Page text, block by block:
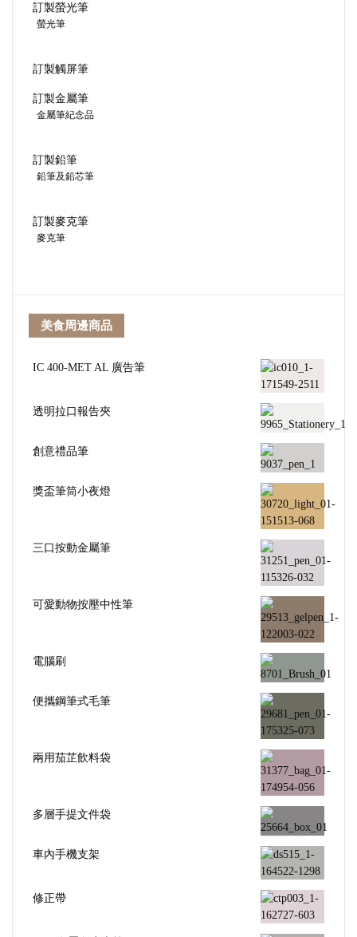
訂製螢光筆
螢光筆
訂製觸屏筆
訂製金屬筆
金屬筆紀念品
訂製鉛筆
鉛筆及鉛芯筆
訂製麥克筆
麥克筆
美食周邊商品
IC 400-MET AL 廣告筆
透明拉口報告夾
創意禮品筆
獎盃筆筒小夜燈
三口按動金屬筆
可愛動物按壓中性筆
電腦刷
便攜鋼筆式毛筆
兩用茄芷飲料袋
多層手提文件袋
車內手機支架
修正帶